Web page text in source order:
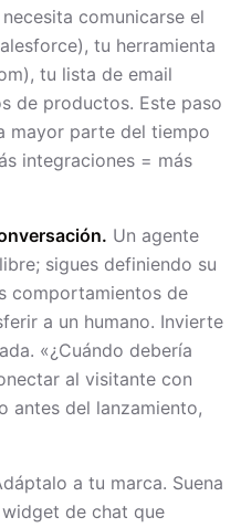
comunicarse el
tu herramienta
tu lista de email
de productos. Este paso
mayor parte del tiempo
integraciones = más
Un agente
sigues definiendo su
comportamientos de
a un humano. Invierte
«¿Cuándo debería
al visitante con
antes del lanzamiento,
a tu marca. Suena
de chat que